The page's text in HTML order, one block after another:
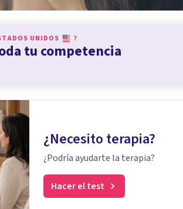
UNIDOS ?
tu competencia
¿Necesito terapia?
¿Podría ayudarte la terapia?
Hacer el test